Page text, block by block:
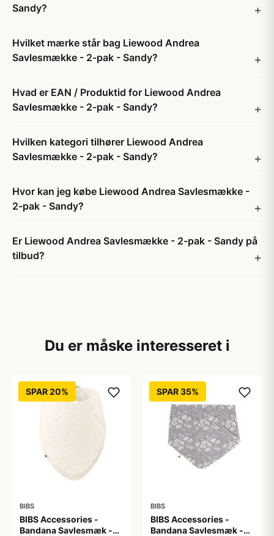
Sandy?
Hvilket mærke står bag Liewood Andrea
Savlesmække - 2-pak - Sandy?
Hvad er EAN / Produktid for Liewood Andrea
Savlesmække - 2-pak - Sandy?
Hvilken kategori tilhører Liewood Andrea
Savlesmække - 2-pak - Sandy?
Hvor kan jeg købe Liewood Andrea Savlesmække -
2-pak - Sandy?
Er Liewood Andrea Savlesmække - 2-pak - Sandy på
tilbud?
Du er måske interesseret i
SPAR 20%
BIBS
BIBS Accessories -
Bandana Savlesmæk -
SPAR 35%
BIBS
BIBS Accessories -
Bandana Savlesmæk -